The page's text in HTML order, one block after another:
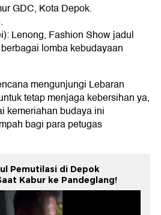
GDC, Kota Depok.
Lenong, Fashion Show jadul
lomba kebudayaan
mengunjungi Lebaran
tetap menjaga kebersihan ya,
kemeriahan budaya ini
bagi para petugas
Pemutilasi di Depok
Kabur ke Pandeglang!